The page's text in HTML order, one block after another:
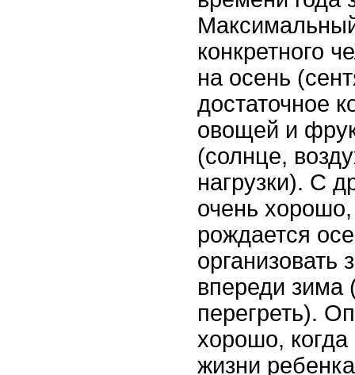
конкретного
на осень
достаточное
овощей и
(солнце,
нагрузки). С
очень
рождается
организовать
впереди зима
перегреть).
хорошо, когда
жизни